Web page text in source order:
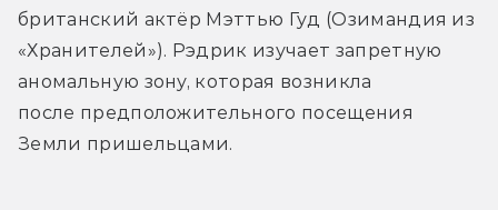
британский актёр Мэттью Гуд (Озимандия из
«Хранителей»). Рэдрик изучает запретную
аномальную зону, которая возникла
после предположительного посещения
Земли пришельцами.